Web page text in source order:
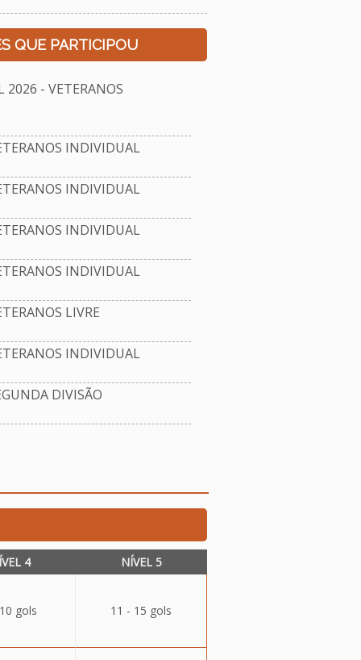
QUE PARTICIPOU
- VETERANOS
INDIVIDUAL
INDIVIDUAL
INDIVIDUAL
INDIVIDUAL
LIVRE
INDIVIDUAL
DIVISÃO
4 NÍVEL 5
gols 11 - 15 gols